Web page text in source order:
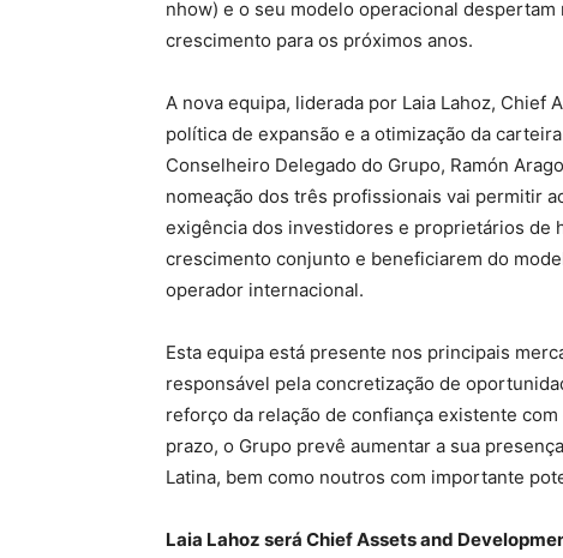
nhow) e o seu modelo operacional
crescimento para os próximos anos.
A nova equipa, liderada por Laia Lahoz, Chief
política de expansão e a otimização da
Conselheiro Delegado do Grupo, Ramón
nomeação dos três profissionais vai permitir
exigência dos investidores e proprietários de
crescimento conjunto e beneficiarem do
operador internacional.
Esta equipa está presente nos principais
responsável pela concretização de
reforço da relação de confiança existente
prazo, o Grupo prevê aumentar a sua
Latina, bem como noutros com importante
Laia Lahoz será Chief Assets and